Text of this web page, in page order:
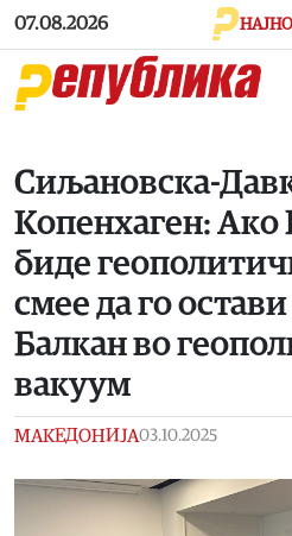
Skip to main content
07.08.2026
Сиљановска-
Копенхаген: Ако
биде
смее да го
Балкан во
вакуум
МАКЕДОНИЈА03.10.2025